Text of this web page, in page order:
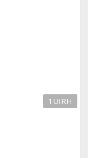
1UIRH